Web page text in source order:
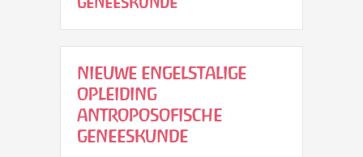
NIEUWE ENGELSTALIGE
OPLEIDING
ANTROPOSOFISCHE
GENEESKUNDE